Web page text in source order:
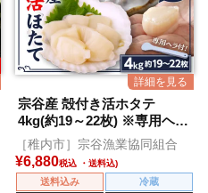
宗谷産 殻付き活ホタテ
4kg(約19～22枚) ※専用ヘラ
付き
［稚内市］宗谷漁業協同組合
¥6,880税込
送料込み
冷蔵